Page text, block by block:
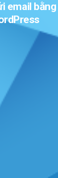
email